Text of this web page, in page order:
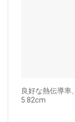
良好な熱伝導率
5.82cm